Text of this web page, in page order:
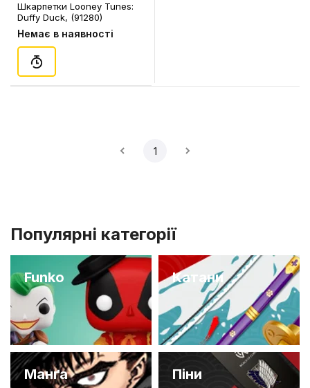
Шкарпетки Looney Tunes:
Duffy Duck, (91280)
Немає в наявності
1
Популярні категорії
Funko Катани
Манґа Піни